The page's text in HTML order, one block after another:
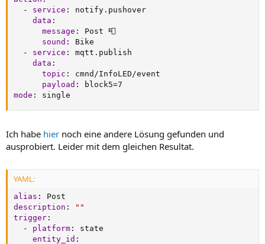
-
service :
notify.pushover
data :
message :
Post 📮
sound :
Bike
-
service :
mqtt.publish
data :
topic :
cmnd/InfoLED/event
payload :
mode : single
Ich habe hier noch eine andere Lösung gefunden und
ausprobiert. Leider mit dem gleichen Resultat.
YAML:
alias :
description :
""
trigger :
-
platform :
state
entity_id :